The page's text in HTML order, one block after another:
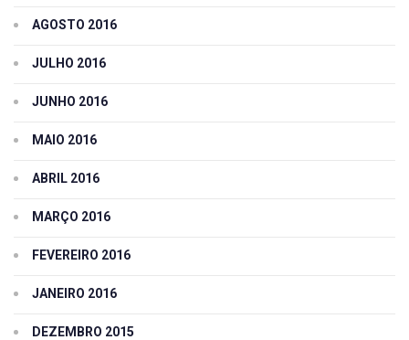
AGOSTO 2016
JULHO 2016
JUNHO 2016
MAIO 2016
ABRIL 2016
MARÇO 2016
FEVEREIRO 2016
JANEIRO 2016
DEZEMBRO 2015